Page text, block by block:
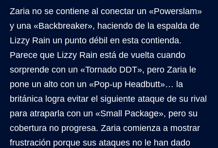
Zaria no se contiene al conectar un «Powerslam»
y una «Backbreaker», haciendo de la espalda de
Lizzy Rain un punto débil en esta contienda.
Parece que Lizzy Rain está de vuelta cuando
sorprende con un «Tornado DDT», pero Zaria le
pone un alto con un «Pop-up Headbutt»… la
británica logra evitar el siguiente ataque de su rival
para atraparla con un «Small Package», pero su
cobertura no progresa. Zaria comienza a mostrar
frustración porque sus ataques no le han dado